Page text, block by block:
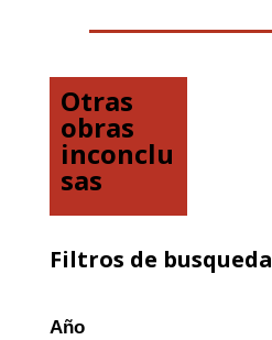
Otras
obras
inconclu
sas
Filtros de busqueda
Año